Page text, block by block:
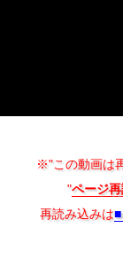
※"この動画は
"ページ
再読み込みは